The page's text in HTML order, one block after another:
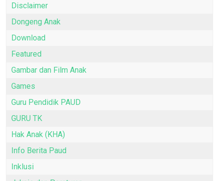
Disclaimer
Dongeng Anak
Download
Featured
Gambar dan Film Anak
Games
Guru Pendidik PAUD
GURU TK
Hak Anak (KHA)
Info Berita Paud
Inklusi